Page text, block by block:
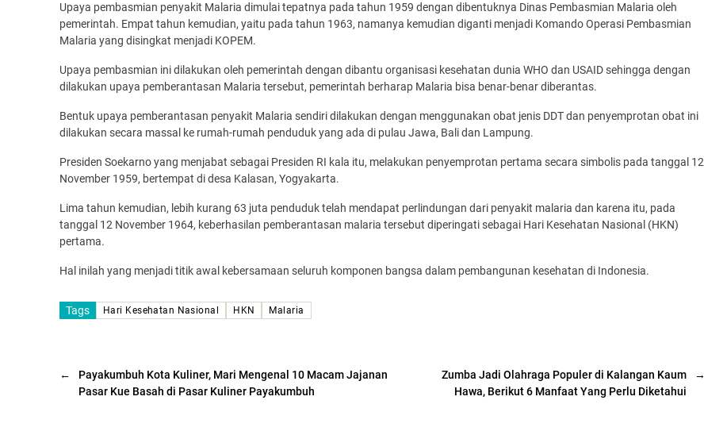
Upaya pembasmian penyakit Malaria dimulai tepatnya pada tahun 1959 dengan dibentuknya Dinas Pembasmian Malaria oleh
pemerintah. Empat tahun kemudian, yaitu pada tahun 1963, namanya kemudian diganti menjadi Komando Operasi Pembasmian
Malaria yang disingkat menjadi KOPEM.
Upaya pembasmian ini dilakukan oleh pemerintah dengan dibantu organisasi kesehatan dunia WHO dan USAID sehingga dengan
dilakukan upaya pemberantasan Malaria tersebut, pemerintah berharap Malaria bisa benar-benar diberantas.
Bentuk upaya pemberantasan penyakit Malaria sendiri dilakukan dengan menggunakan obat jenis DDT dan penyemprotan obat ini
dilakukan secara massal ke rumah-rumah penduduk yang ada di pulau Jawa, Bali dan Lampung.
Presiden Soekarno yang menjabat sebagai Presiden RI kala itu, melakukan penyemprotan pertama secara simbolis pada tanggal 12
November 1959, bertempat di desa Kalasan, Yogyakarta.
Lima tahun kemudian, lebih kurang 63 juta penduduk telah mendapat perlindungan dari penyakit malaria dan karena itu, pada
tanggal 12 November 1964, keberhasilan pemberantasan malaria tersebut diperingati sebagai Hari Kesehatan Nasional (HKN)
pertama.
Hal inilah yang menjadi titik awal kebersamaan seluruh komponen bangsa dalam pembangunan kesehatan di Indonesia.
Tags Hari Kesehatan Nasional HKN Malaria
←
Payakumbuh Kota Kuliner, Mari Mengenal 10 Macam Jajanan
Pasar Kue Basah di Pasar Kuliner Payakumbuh
→
Zumba Jadi Olahraga Populer di Kalangan Kaum
Hawa, Berikut 6 Manfaat Yang Perlu Diketahui